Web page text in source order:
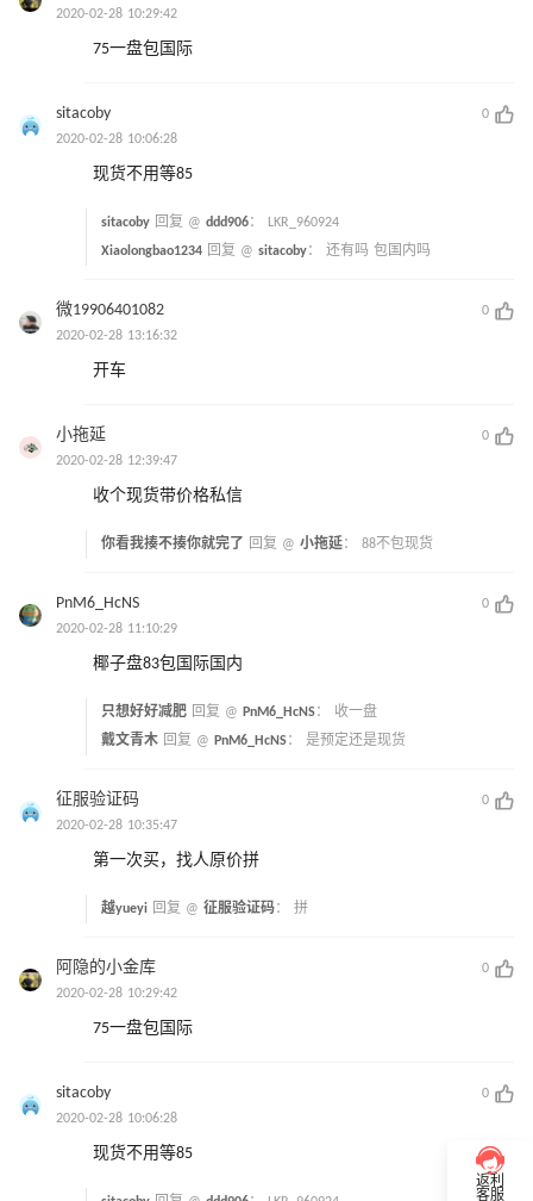
2020-02-28 10:29:42
75一盘包国际
sitacoby
0
2020-02-28 10:06:28
现货不用等85
sitacoby 回复 @ ddd906：
LKR_960924
Xiaolongbao1234 回复 @ sitacoby： 还有吗 包国内吗
微19906401082
0
2020-02-28 13:16:32
开车
小拖延
0
2020-02-28 12:39:47
收个现货带价格私信
你看我揍不揍你就完了 回复 @ 小拖延： 88不包现货
PnM6_HcNS
0
2020-02-28 11:10:29
椰子盘83包国际国内
只想好好减肥 回复 @ PnM6_HcNS： 收一盘
戴文青木 回复 @ PnM6_HcNS： 是预定还是现货
征服验证码
0
2020-02-28 10:35:47
第一次买，找人原价拼
越yueyi 回复 @ 征服验证码： 拼
阿隐的小金库
0
2020-02-28 10:29:42
75一盘包国际
sitacoby
0
2020-02-28 10:06:28
现货不用等85
返利
客服